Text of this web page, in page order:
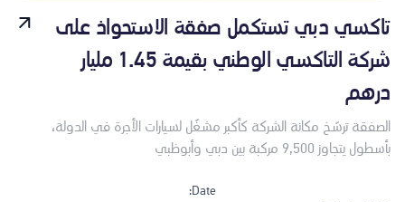
تاكسي دبي تستكمل صفقة الاستحواذ على
شركة التاكسي الوطني بقيمة 1.45 مليار
درهم
الصفقة ترسّخ مكانة الشركة كأكبر مشغّل لسيارات الأجرة في الدولة،
بأسطول يتجاوز 9,500 مركبة بين دبي وأبوظبي
Date: